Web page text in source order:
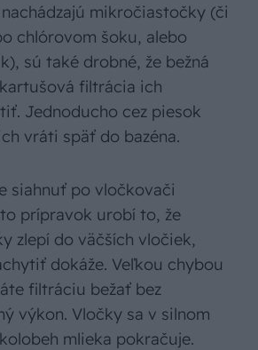
mikročiastočky (či
chlórovom šoku, alebo
sú také drobné, že bežná
filtrácia ich
Jednoducho cez piesok
vráti späť do bazéna.
siahnuť po vločkovači
prípravok urobí to, že
zlepí do väčších vločiek,
dokáže. Veľkou chybou
filtráciu bežať bez
výkon. Vločky sa v silnom
mlieka pokračuje.